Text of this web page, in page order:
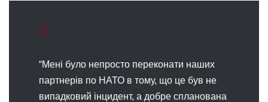
“Мені було непросто переконати наших
партнерів по НАТО в тому, що це був не
випадковий інцидент, а добре спланована